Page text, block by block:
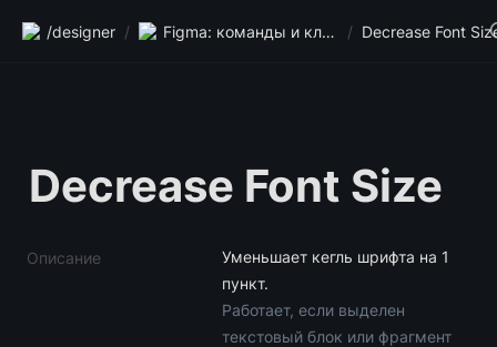
/designer / Figma: команды и клавиши / Decrease Font
Decrease Font Size
Описание
Уменьшает кегль шрифта на 1
Работает, если выделен
текстовый блок или фрагмент